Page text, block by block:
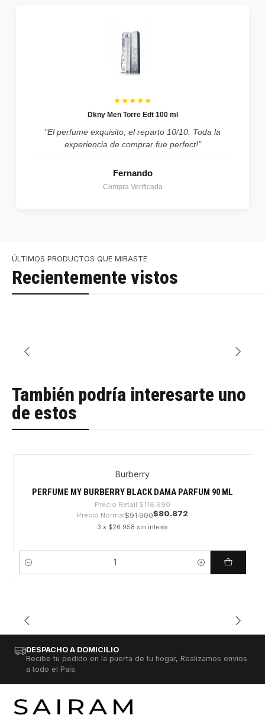
★★★★★
Dkny Men Torre Edt 100 ml
"El perfume exquisito, el reparto 10/10. Toda la
experiencia de comprar fue perfect!"
Fernando
Compra Verificada
ÚLTIMOS PRODUCTOS QUE MIRASTE
Recientemente vistos
También podría interesarte uno
de estos
Burberry
PERFUME MY BURBERRY BLACK DAMA PARFUM 90 ML
Precio Retail $116.990
Precio Normal$91.900$80.872
3 x $26.958 sin interés
Cantidad
DESPACHO A DOMICILIO
Recibe tu pedido en la puerta de tu hogar, Realizamos envíos
a todo el País.